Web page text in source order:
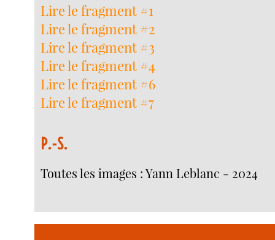
Lire le fragment #1
Lire le fragment #2
Lire le fragment #3
Lire le fragment #4
Lire le fragment #6
Lire le fragment #7
P.-S.
Toutes les images : Yann Leblanc - 2024